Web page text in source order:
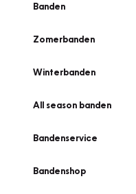
Banden
Zomerbanden
Winterbanden
All season banden
Bandenservice
Bandenshop